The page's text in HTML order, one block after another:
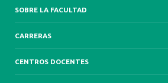
SOBRE LA FACULTAD
CARRERAS
CENTROS DOCENTES